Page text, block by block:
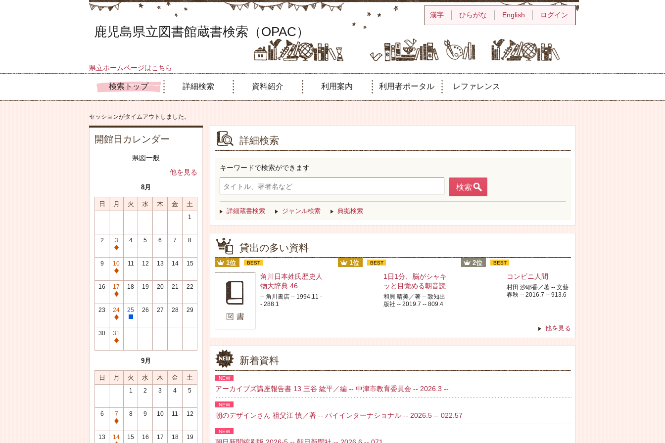
鹿児島県立図書館蔵書検索（OPAC）
県立ホームページはこちら
検索トップ 詳細検索 資料紹介 利用案内 利用者ポータル レファレンス
漢字 ひらがな English ログイン
セッションがタイムアウトしました。
開館日カレンダー
県図一般
他を見る
8月
日 月 火 水 木 金 土
1
2
3
通
常
休
館
日
4 5 6 7 8
9
10
通
常
休
館
日
11 12 13 14 15
16
17
通
常
休
館
日
18 19 20 21 22
23
24
通
常
休
館
25
整
修
26 27 28 29
30
31
通
館
日
9月
日 月 火 水 木 金 土
1 2 3 4 5
6
7
通
常
8 9 10 11 12
13 14 15 16 17 18 19
詳細検索
キーワードで検索ができます
検索
詳細蔵書検索 ジャンル検索 典拠検索
貸出の多い資料
1位 BEST
角川日本姓氏歴史人
物大辞典 46
-- 角川書店 -- 1994.11 -
- 288.1
1位 BEST
1日1分、脳がシャキ
ッと目覚める朝音読
和貝 晴美／著 -- 致知出
版社 -- 2019.7 -- 809.4
2位 BEST
コンビニ人間
村田 沙耶香／著 -- 文藝
春秋 -- 2016.7 -- 913.6
他を見る
新着資料
NEW
アーカイブズ講座報告書 13 三谷 紘平／編 -- 中津市教育委員会 -- 2026.3 --
NEW
朝のデザインさん 祖父江 慎／著 -- パイインターナショナル -- 2026.5 -- 022.57
NEW